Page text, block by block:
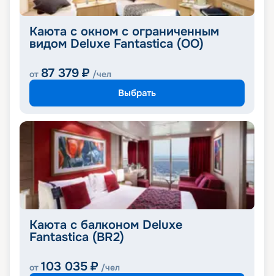
Каюта с окном с ограниченным
видом Deluxe Fantastica (OO)
от 87 379 ₽ /чел
Выбрать
Каюта с балконом Deluxe
Fantastica (BR2)
от 103 035 ₽ /чел